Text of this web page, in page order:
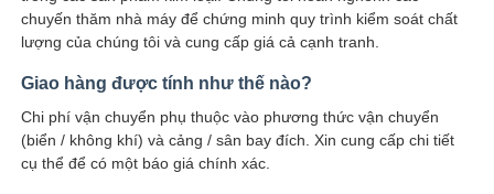
chuyến thăm nhà máy để chứng minh quy trình kiểm soát chất
lượng của chúng tôi và cung cấp giá cả cạnh tranh.
Giao hàng được tính như thế nào?
Chi phí vận chuyển phụ thuộc vào phương thức vận chuyển
(biển / không khí) và cảng / sân bay đích. Xin cung cấp chi tiết
cụ thể để có một báo giá chính xác.